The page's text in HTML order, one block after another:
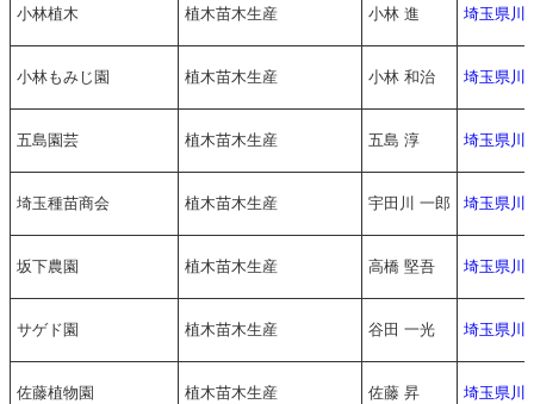
小林植木 植木苗木生産 小林 進 埼玉県川
小林もみじ園 植木苗木生産 小林 和治 埼玉県川
五島園芸 植木苗木生産 五島 淳 埼玉県川
埼玉種苗商会 植木苗木生産 宇田川 一郎 埼玉県川
坂下農園 植木苗木生産 高橋 堅吾 埼玉県川
サゲド園 植木苗木生産 谷田 一光 埼玉県川
佐藤植物園 植木苗木生産 佐藤 昇 埼玉県川